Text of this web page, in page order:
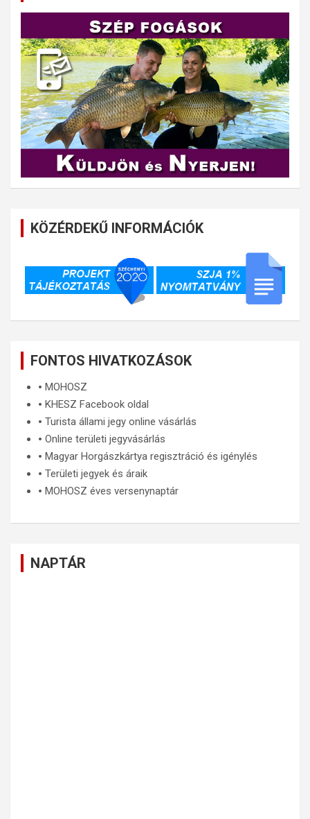
KÖZÉRDEKŰ INFORMÁCIÓK
FONTOS HIVATKOZÁSOK
🞄 MOHOSZ
🞄 KHESZ Facebook oldal
🞄 Turista állami jegy online vásárlás
🞄 Online területi jegyvásárlás
🞄 Magyar Horgászkártya regisztráció és igénylés
🞄 Területi jegyek és áraik
🞄 MOHOSZ éves versenynaptár
NAPTÁR